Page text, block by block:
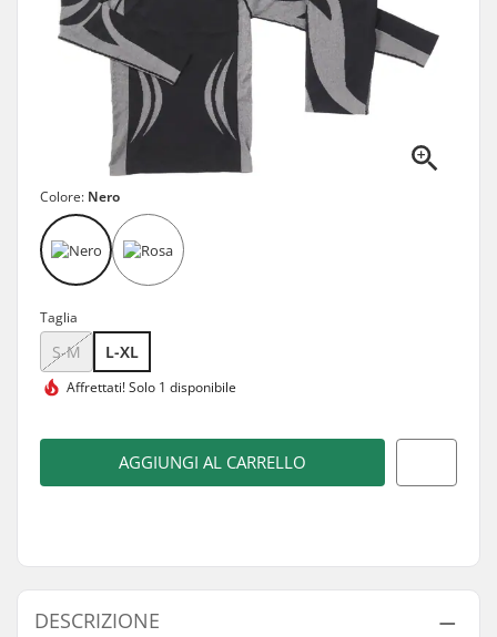
Colore: Nero
Taglia
S-M L-XL
Affrettati!Solo 1 disponibile
AGGIUNGI AL CARRELLO
DESCRIZIONE